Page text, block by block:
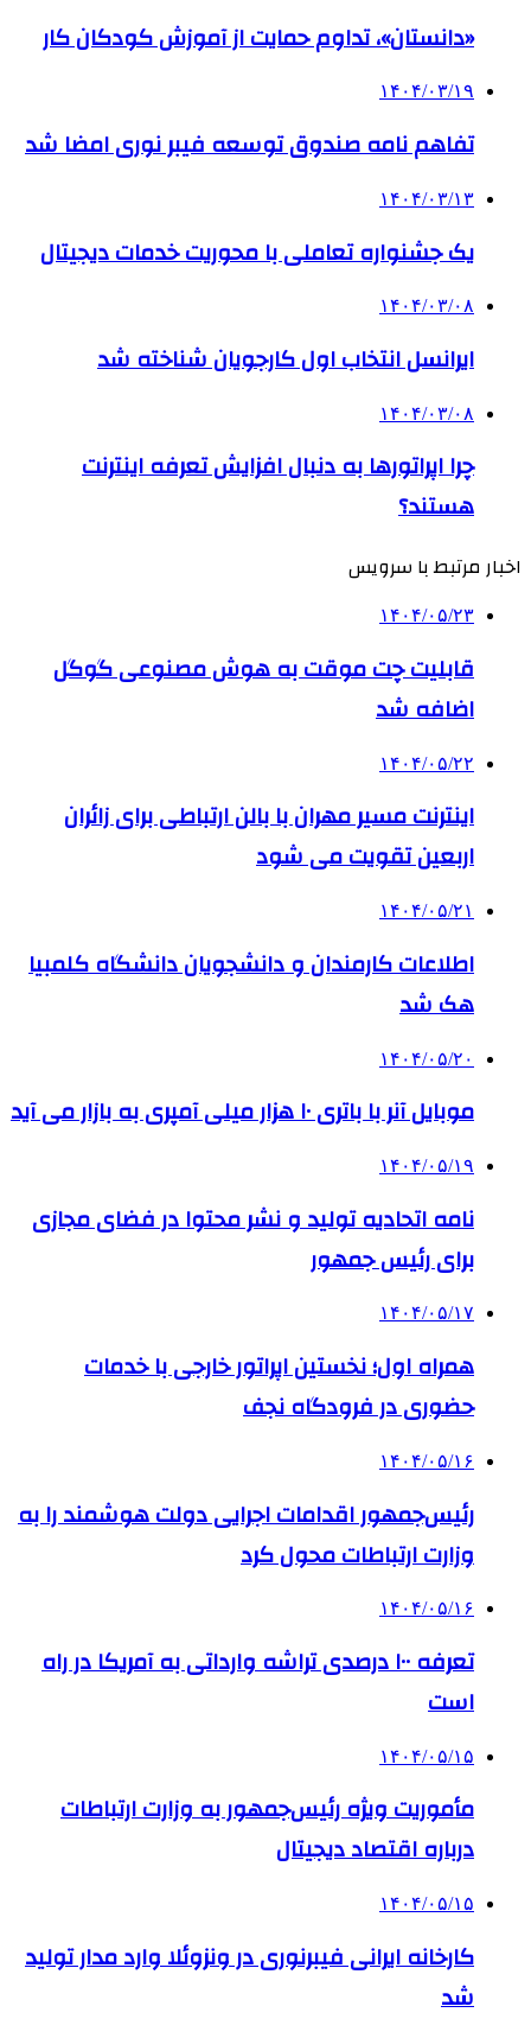
«دانستان»، تداوم حمایت از آموزش کودکان کار
۱۴۰۴/۰۳/۱۹
تفاهم نامه صندوق توسعه فیبر نوری امضا شد
۱۴۰۴/۰۳/۱۳
یک جشنواره تعاملی با محوریت خدمات دیجیتال
۱۴۰۴/۰۳/۰۸
ایرانسل انتخاب اول کارجویان شناخته شد
۱۴۰۴/۰۳/۰۸
چرا اپراتورها به دنبال افزایش تعرفه اینترنت
هستند؟
اخبار مرتبط با سرویس
۱۴۰۴/۰۵/۲۳
قابلیت چت موقت به هوش مصنوعی گوگل
اضافه شد
۱۴۰۴/۰۵/۲۲
اینترنت مسیر مهران با بالن ارتباطی برای زائران
اربعین تقویت می شود
۱۴۰۴/۰۵/۲۱
اطلاعات کارمندان و دانشجویان دانشگاه کلمبیا
هک شد
۱۴۰۴/۰۵/۲۰
موبایل آنر با باتری ۱۰ هزار میلی آمپری به بازار می آید
۱۴۰۴/۰۵/۱۹
نامه اتحادیه تولید و نشر محتوا در فضای مجازی
برای رئیس جمهور
۱۴۰۴/۰۵/۱۷
همراه اول؛ نخستین اپراتور خارجی با خدمات
حضوری در فرودگاه نجف
۱۴۰۴/۰۵/۱۶
رئیس‌جمهور اقدامات اجرایی دولت هوشمند را به
وزارت ارتباطات محول کرد
۱۴۰۴/۰۵/۱۶
تعرفه ۱۰۰ درصدی تراشه وارداتی به آمریکا در راه
است
۱۴۰۴/۰۵/۱۵
مأموریت ویژه رئیس‌جمهور به وزارت ارتباطات
درباره اقتصاد دیجیتال
۱۴۰۴/۰۵/۱۵
کارخانه ایرانی فیبرنوری در ونزوئلا وارد مدار تولید
شد